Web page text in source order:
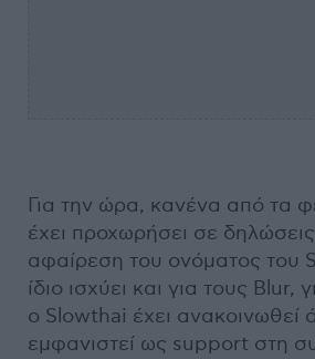
Για την ώρα, κανένα από τα
έχει προχωρήσει σε
αφαίρεση του ονόματος του
ίδιο ισχύει και για τους Blur,
ο Slowthai έχει ανακοινωθεί
εμφανιστεί ως support στη